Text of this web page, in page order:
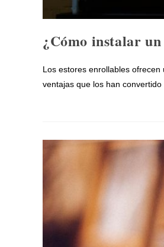
¿Cómo instalar
Los estores enrollables
ventajas que los han